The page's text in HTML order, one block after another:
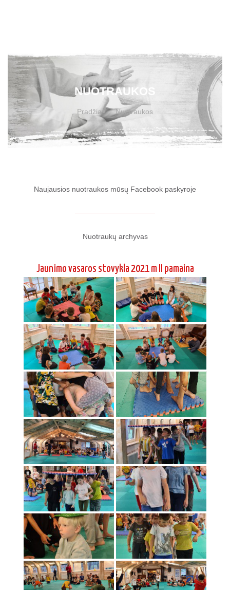
NUOTRAUKOS
Pradžia Nuotraukos
Naujausios nuotraukos mūsų Facebook paskyroje
Nuotraukų archyvas
Jaunimo vasaros stovykla 2021 m II pamaina